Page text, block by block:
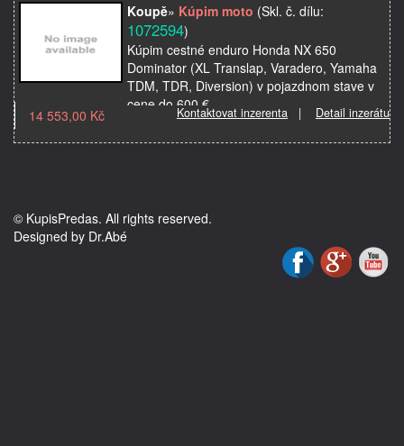
Koupě» Kúpim moto (Skl. č. dílu:
1072594)
Kúpim cestné enduro Honda NX 650
Dominator (XL Translap, Varadero, Yamaha
TDM, TDR, Diversion) v pojazdnom stave v
cene do 600 €.Kontaktovat inzerenta | Detail inzerátu
14 553,00 Kč
© KupisPredas. All rights reserved.
Designed by Dr.Abé